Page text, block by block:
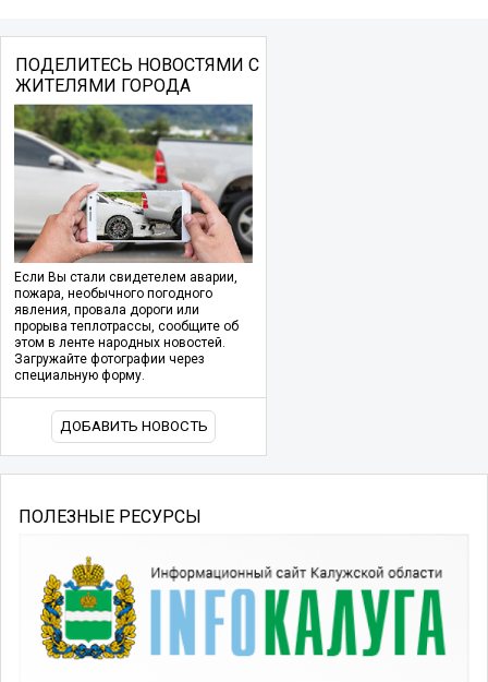
ПОДЕЛИТЕСЬ НОВОСТЯМИ С
ЖИТЕЛЯМИ ГОРОДА
Если Вы стали свидетелем аварии,
пожара, необычного погодного
явления, провала дороги или
прорыва теплотрассы, сообщите об
этом в ленте народных новостей.
Загружайте фотографии через
специальную форму.
ДОБАВИТЬ НОВОСТЬ
ПОЛЕЗНЫЕ РЕСУРСЫ